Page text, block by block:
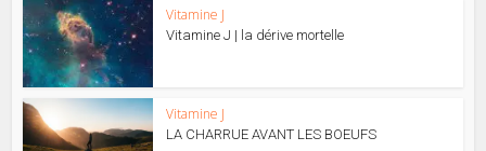
Vitamine J
Vitamine J | la dérive mortelle
Vitamine J
LA CHARRUE AVANT LES BOEUFS